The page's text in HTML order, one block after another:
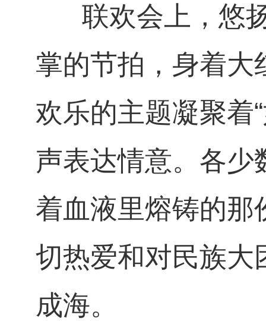
联欢会上，悠扬
掌的节拍，身着大
欢乐的主题凝聚着
声表达情意。各少
着血液里熔铸的那
切热爱和对民族大
成海。